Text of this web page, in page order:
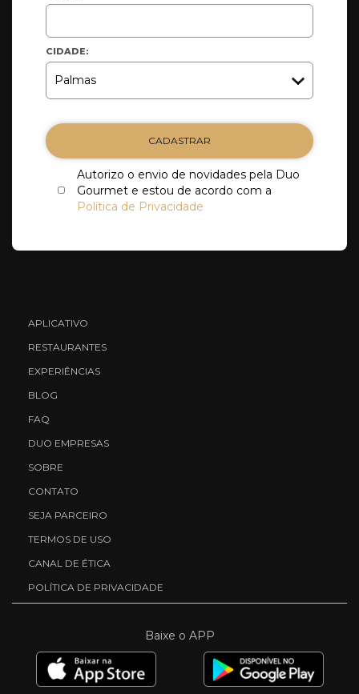
CIDADE:
CADASTRAR
Autorizo o envio de novidades pela Duo
Gourmet e estou de acordo com a
Política de Privacidade
APLICATIVO
RESTAURANTES
EXPERIÊNCIAS
BLOG
FAQ
DUO EMPRESAS
SOBRE
CONTATO
SEJA PARCEIRO
TERMOS DE USO
CANAL DE ÉTICA
POLÍTICA DE PRIVACIDADE
Baixe o APP